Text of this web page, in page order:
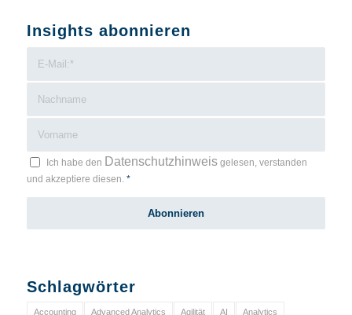
Insights abonnieren
Ich habe den Datenschutzhinweisgelesen, verstanden
und akzeptiere diesen. *
Schlagwörter
Accounting Advanced Analytics Agilität AI Analytics